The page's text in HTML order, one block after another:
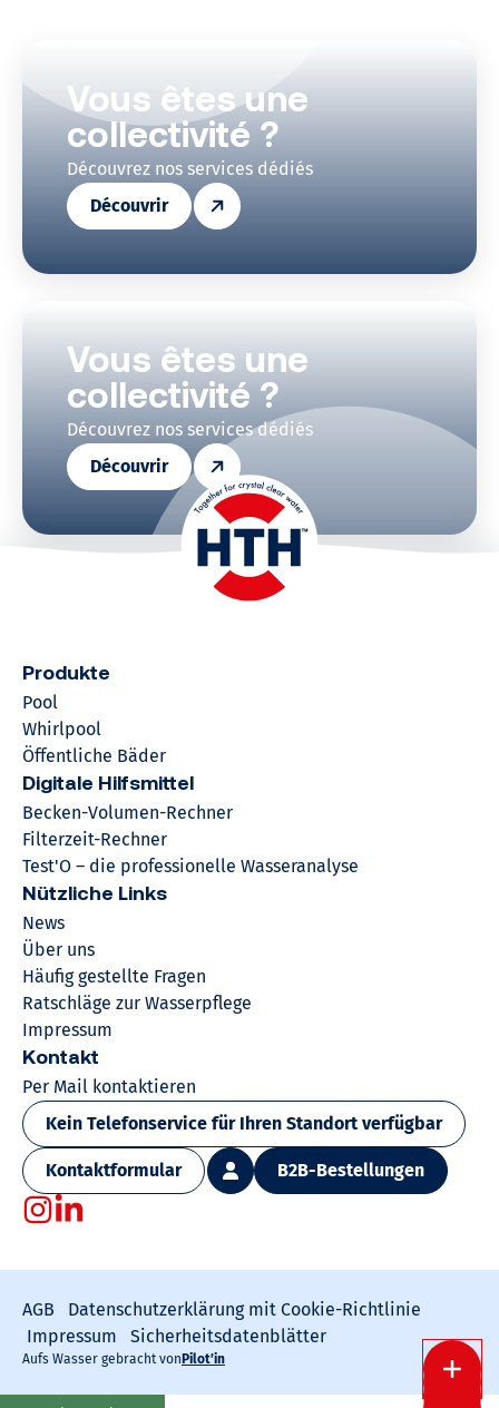
Vous êtes une
collectivité ?
Découvrez nos services dédiés
Découvrir
Vous êtes une
collectivité ?
Découvrez nos services dédiés
Découvrir
Produkte
Pool
Whirlpool
Öffentliche Bäder
Digitale Hilfsmittel
Becken-Volumen-Rechner
Filterzeit-Rechner
Test'O – die professionelle Wasseranalyse
Nützliche Links
News
Über uns
Häufig gestellte Fragen
Ratschläge zur Wasserpflege
Impressum
Kontakt
Per Mail kontaktieren
Kein Telefonservice für Ihren Standort verfügbar
Kontaktformular B2B-Bestellungen
AGB
Datenschutzerklärung mit Cookie-Richtlinie
Impressum
Sicherheitsdatenblätter
Aufs Wasser gebracht vonPilot’in